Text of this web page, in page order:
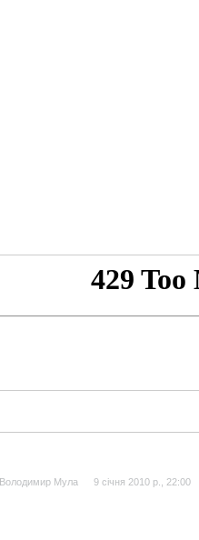
Мула 9 січня 2010 р., 22:00